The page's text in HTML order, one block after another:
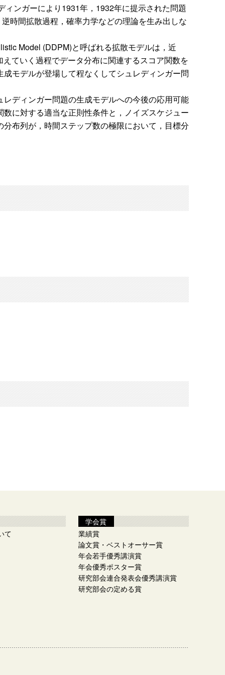
ンガーにより1931年，1932年に提示された問題
時間拡散過程，確率力学などの理論を生み出しな
Model (DDPM)と呼ばれる拡散モデルは，近
ていく過程でデータ分布に関連するスコア関数を
モデルが登場して程なくしてシュレディンガー問
ディンガー問題の生成モデルへの今後の応用可能
に対する適当な正則性条件と，ノイズスケジュー
布列が，時間ステップ数の極限において，目標分
て
学会賞
業績賞
論文賞・ベストオーサー賞
年会若手優秀講演賞
年会優秀ポスター賞
研究部会連合発表会優秀講演賞
研究部会の定める賞